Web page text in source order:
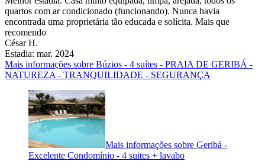
quartos com ar condicionado (funcionando). Nunca havia
encontrada uma proprietária tão educada e solícita. Mais que
recomendo
César H.
Estadia: mar. 2024
Mais informações sobre Búzios - 4 suítes - PRAIA DE GERIBÁ -
NATUREZA - TRANQUILIDADE - SEGURANÇA
Mais informações sobre Geribá -
Excelente Condomínio - 4 suites + lavabo